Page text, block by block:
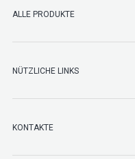
ALLE PRODUKTE
NÜTZLICHE LINKS
KONTAKTE